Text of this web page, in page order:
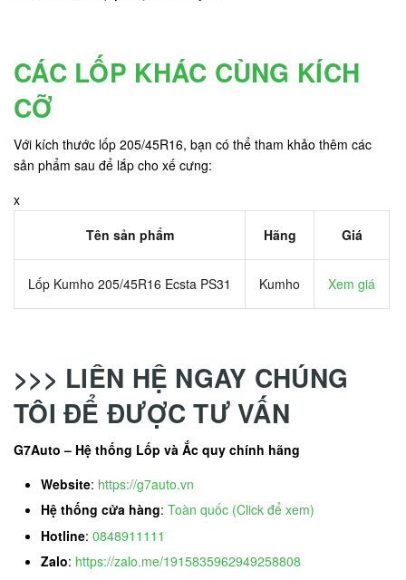
CÁC LỐP KHÁC CÙNG KÍCH
CỠ
Với kích thước lốp 205/45R16, bạn có thể tham khảo thêm các
sản phẩm sau để lắp cho xế cưng:
x
Tên sản phẩm
Hãng Giá
Lốp Kumho 205/45R16 Ecsta PS31 Kumho Xem giá
>>> LIÊN HỆ NGAY CHÚNG
TÔI ĐỂ ĐƯỢC TƯ VẤN
G7Auto – Hệ thống Lốp và Ắc quy chính hãng
Website: https://g7auto.vn
Hệ thống cửa hàng: Toàn quốc (Click để xem)
Hotline: 0848911111
Zalo: https://zalo.me/1915835962949258808